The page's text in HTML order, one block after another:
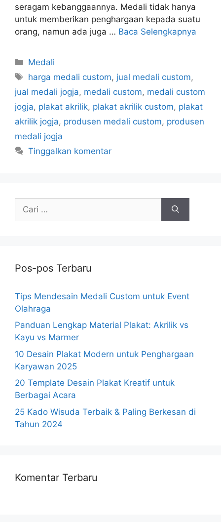
seragam kebanggaannya. Medali tidak hanya
untuk memberikan penghargaan kepada suatu
orang, namun ada juga … Baca Selengkapnya
Kategori
Medali
Tag
harga medali custom, jual medali custom,
jual medali jogja, medali custom, medali custom
jogja, plakat akrilik, plakat akrilik custom, plakat
akrilik jogja, produsen medali custom, produsen
medali jogja
Tinggalkan komentar
untuk:
Pos-pos Terbaru
Tips Mendesain Medali Custom untuk Event
Olahraga
Panduan Lengkap Material Plakat: Akrilik vs
Kayu vs Marmer
10 Desain Plakat Modern untuk Penghargaan
Karyawan 2025
20 Template Desain Plakat Kreatif untuk
Berbagai Acara
25 Kado Wisuda Terbaik & Paling Berkesan di
Tahun 2024
Komentar Terbaru